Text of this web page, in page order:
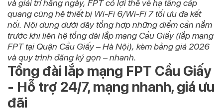
và giải trí hằng ngày, FPT có lợi thế về hạ tầng cáp
quang cùng hệ thiết bị Wi-Fi 6/Wi-Fi 7 tối ưu đa kết
nối. Nội dung dưới đây tổng hợp những điểm cần nắm
trước khi liên hệ tổng đài lắp mạng Cầu Giấy(lắp mạng
FPT tại Quận Cầu Giấy – Hà Nội), kèm bảng giá 2026
và quy trình đăng ký gọn – nhanh.
Tổng đài lắp mạng FPT Cầu Giấy
- Hỗ trợ 24/7, mạng nhanh, giá ưu
đãi